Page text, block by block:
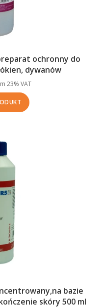
preparat ochronny do
dywanów
%s VAT
23% VAT
bazie
rozpuszczalnika, osłabi wykończenie skóry 500 ml